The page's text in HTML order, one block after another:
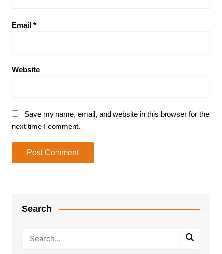
Email *
Website
Save my name, email, and website in this browser for the
next time I comment.
Search